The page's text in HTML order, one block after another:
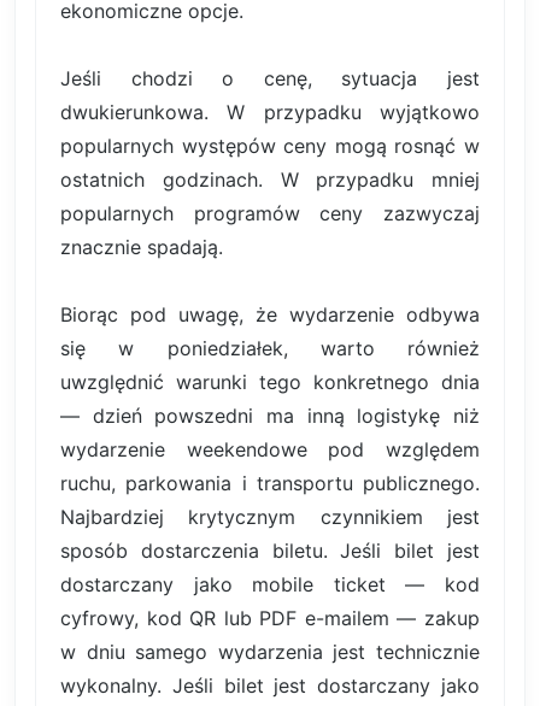
ekonomiczne opcje.
Jeśli chodzi o cenę, sytuacja jest
dwukierunkowa. W przypadku wyjątkowo
popularnych występów ceny mogą rosnąć w
ostatnich godzinach. W przypadku mniej
popularnych programów ceny zazwyczaj
znacznie spadają.
Biorąc pod uwagę, że wydarzenie odbywa
się w poniedziałek, warto również
uwzględnić warunki tego konkretnego dnia
— dzień powszedni ma inną logistykę niż
wydarzenie weekendowe pod względem
ruchu, parkowania i transportu publicznego.
Najbardziej krytycznym czynnikiem jest
sposób dostarczenia biletu. Jeśli bilet jest
dostarczany jako mobile ticket — kod
cyfrowy, kod QR lub PDF e-mailem — zakup
w dniu samego wydarzenia jest technicznie
wykonalny. Jeśli bilet jest dostarczany jako